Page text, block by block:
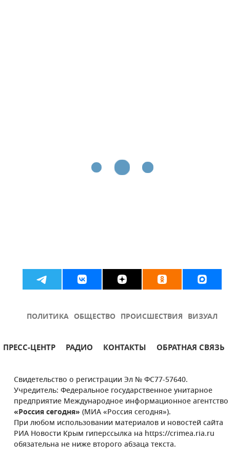
ПОЛИТИКА ОБЩЕСТВО ПРОИСШЕСТВИЯ ВИЗУАЛ
ПРЕСС-ЦЕНТР РАДИО КОНТАКТЫ ОБРАТНАЯ СВЯЗЬ
Свидетельство о регистрации Эл № ФС77-57640.
Учредитель: Федеральное государственное унитарное
предприятие Международное информационное агентство
«Россия сегодня» (МИА «Россия сегодня»).
При любом использовании материалов и новостей сайта
РИА Новости Крым гиперссылка на https://crimea.ria.ru
обязательна не ниже второго абзаца текста.